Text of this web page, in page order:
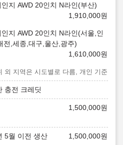
인지 AWD 20인치 N라인(부산)
1,910,000원
인지 AWD 20인치 N라인(서울,인
전,세종,대구,울산,광주)
1,610,000원
외 지역은 시도별로 다름, 개인 기준
충전 크레딧
1,500,000원
5월 이전 생산 1,500,000원